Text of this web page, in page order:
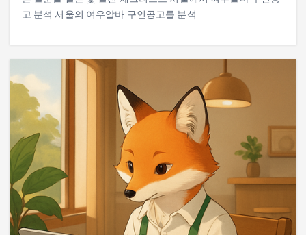
고 분석 서울의 여우알바 구인공고를 분석